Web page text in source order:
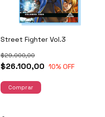
Street Fighter Vol.3
$26.100,00
$29.000,00
10% OFF